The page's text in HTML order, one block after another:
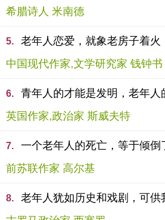
希腊诗人 米南德
5.
老年人恋爱，就象老房子着火
中国现代作家,文学研究家 钱钟书
6.
青年人的才能是发明，老年人
英国作家,政治家 斯威夫特
7.
一个老年人的死亡，等于倾倒
前苏联作家 高尔基
8.
老年人犹如历史和戏剧，可供